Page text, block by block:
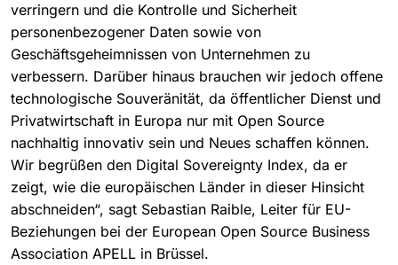
verringern und die Kontrolle und Sicherheit
personenbezogener Daten sowie von
Geschäftsgeheimnissen von Unternehmen zu
verbessern. Darüber hinaus brauchen wir jedoch offene
technologische Souveränität, da öffentlicher Dienst und
Privatwirtschaft in Europa nur mit Open Source
nachhaltig innovativ sein und Neues schaffen können.
Wir begrüßen den Digital Sovereignty Index, da er
zeigt, wie die europäischen Länder in dieser Hinsicht
abschneiden“, sagt Sebastian Raible, Leiter für EU-
Beziehungen bei der European Open Source Business
Association APELL in Brüssel.